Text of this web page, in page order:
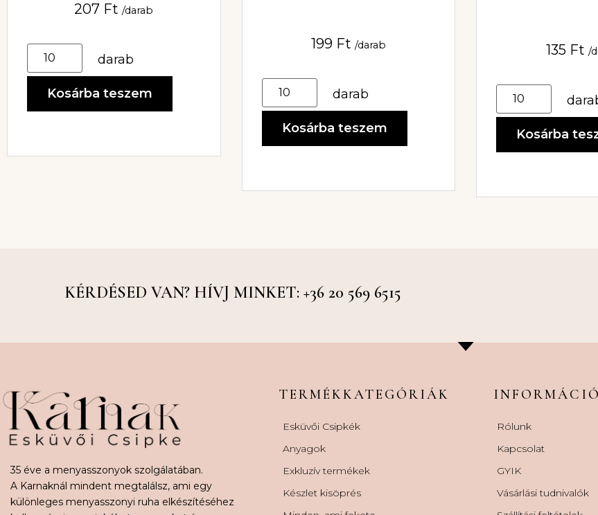
207 Ft /darab
darab
Kosárba teszem
199 Ft /darab
darab
Kosárba teszem
135 Ft /
Kosárba
KÉRDÉSED VAN? HÍVJ MINKET: +36 20 569 6515
35 éve a menyasszonyok szolgálatában.
A Karnaknál mindent megtalálsz, ami egy
különleges menyasszonyi ruha elkészítéséhez
TERMÉKKATEGÓRIÁK
Esküvői Csipkék
Anyagok
Exkluzív termékek
Készlet kisöprés
Rólunk
Kapcsolat
GYIK
Vásárlási tudnivalók